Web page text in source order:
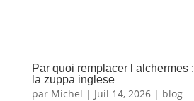
Par quoi remplacer l alchermes
la zuppa inglese
par Michel | Juil 14, 2026| blog